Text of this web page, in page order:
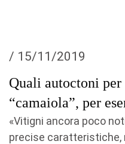
/ 15/11/2019
Quali autoctoni
“camaiola”, per
«Vitigni ancora poco
precise